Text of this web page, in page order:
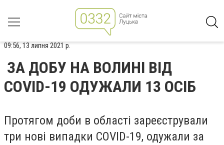
09:56, 13 липня 2021 р.
ЗА ДОБУ НА ВОЛИНІ ВІД
COVID-19 ОДУЖАЛИ 13 ОСІБ
Протягом доби в області зареєстрували
три нові випадки COVID-19, одужали за